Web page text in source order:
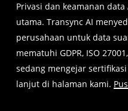
Privasi dan keamanan
utama. Transync AI
perusahaan untuk data
mematuhi GDPR, ISO
sedang mengejar
lanjut di halaman kami.